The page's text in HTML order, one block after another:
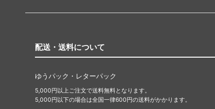
配送・送料について
ゆうパック・レターパック
5,000円以上ご注文で送料無料となります。
5,000円以下の場合は全国一律600円の送料がかかります。